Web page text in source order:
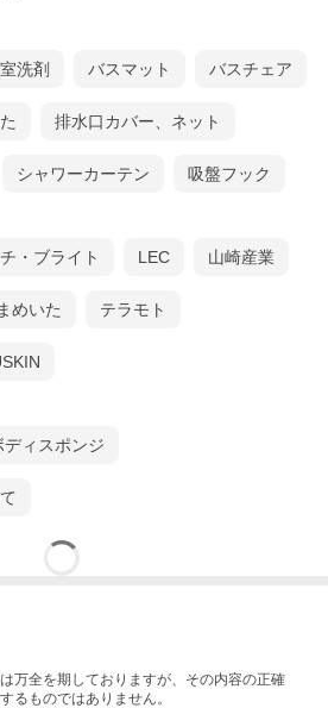
洗剤 バスマット バスチェア
排水口カバー、ネット
シャワーカーテン 吸盤フック
・ブライト LEC 山崎産業
めいた テラモト
ディスポンジ
万全を期しておりますが、その内容の正確
るものではありません。